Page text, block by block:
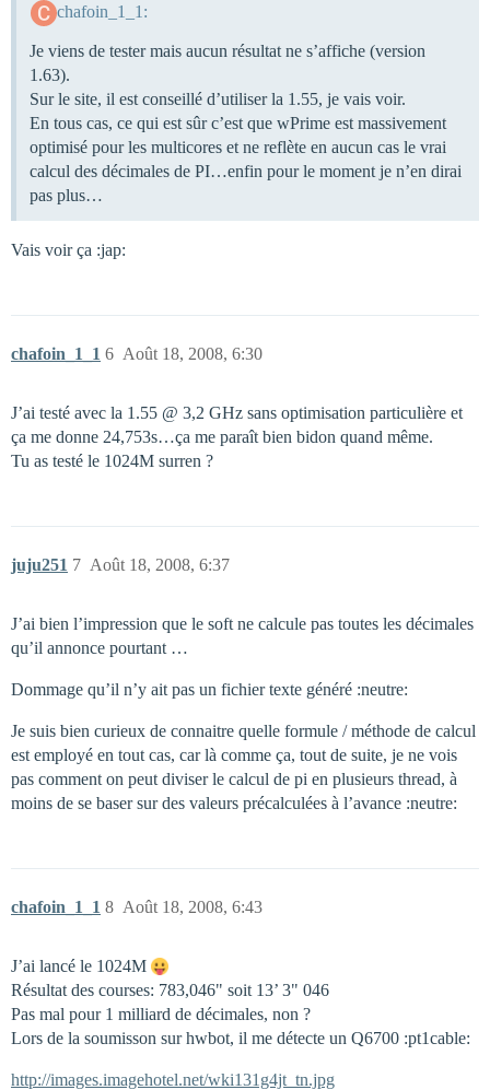
chafoin_1_1:
Je viens de tester mais aucun résultat ne s’affiche (version
1.63).
Sur le site, il est conseillé d’utiliser la 1.55, je vais voir.
En tous cas, ce qui est sûr c’est que wPrime est massivement
optimisé pour les multicores et ne reflète en aucun cas le vrai
calcul des décimales de PI…enfin pour le moment je n’en dirai
pas plus…
Vais voir ça :jap:
chafoin_1_1 Août 18, 2008, 6:30
6
J’ai testé avec la 1.55 @ 3,2 GHz sans optimisation particulière et
ça me donne 24,753s…ça me paraît bien bidon quand même.
Tu as testé le 1024M surren ?
juju251 Août 18, 2008, 6:37
7
J’ai bien l’impression que le soft ne calcule pas toutes les décimales
qu’il annonce pourtant …
Dommage qu’il n’y ait pas un fichier texte généré :neutre:
Je suis bien curieux de connaitre quelle formule / méthode de calcul
est employé en tout cas, car là comme ça, tout de suite, je ne vois
pas comment on peut diviser le calcul de pi en plusieurs thread, à
moins de se baser sur des valeurs précalculées à l’avance :neutre:
chafoin_1_1 Août 18, 2008, 6:43
8
J’ai lancé le 1024M
Résultat des courses: 783,046" soit 13’ 3" 046
Pas mal pour 1 milliard de décimales, non ?
Lors de la soumisson sur hwbot, il me détecte un Q6700 :pt1cable:
http://images.imagehotel.net/wki131g4jt_tn.jpg